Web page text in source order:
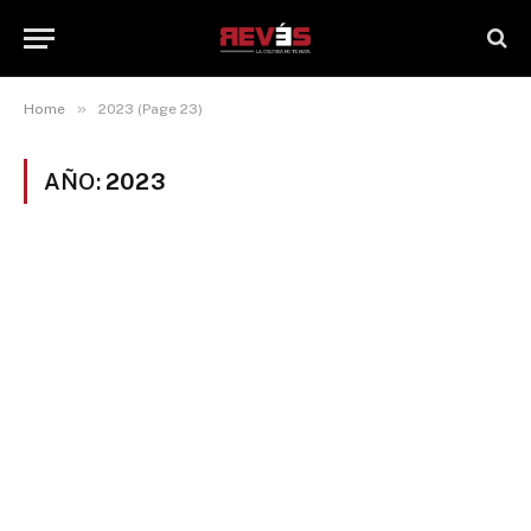
Home » 2023 (Page 23)
AÑO: 2023